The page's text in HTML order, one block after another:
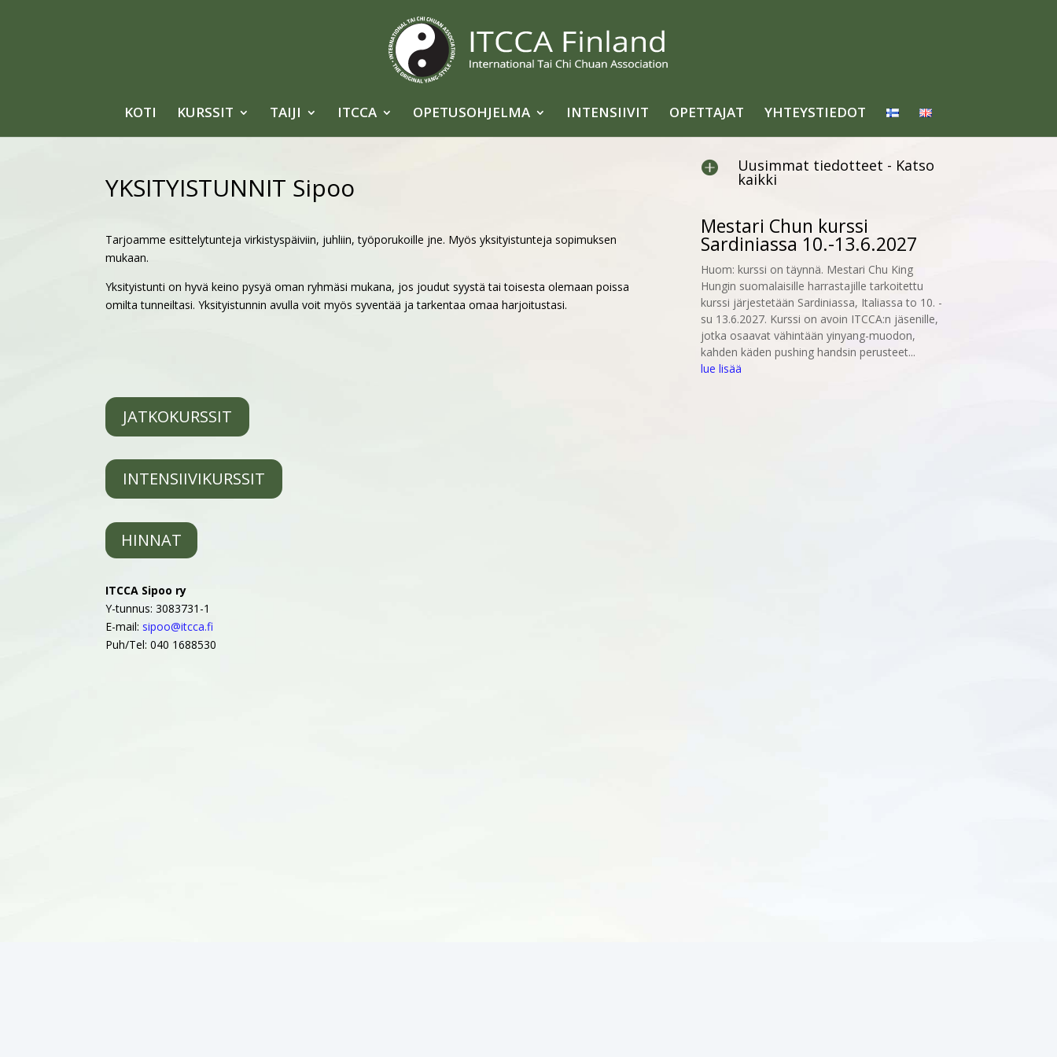
KOTI KURSSIT TAIJI ITCCA OPETUSOHJELMA INTENSIIVIT OPETTAJAT YHTEYSTIEDOT
YKSITYISTUNNIT Sipoo
Tarjoamme esittelytunteja virkistyspäiviin, juhliin, työporukoille jne. Myös yksityistunteja sopimuksen
mukaan.
Yksityistunti on hyvä keino pysyä oman ryhmäsi mukana, jos joudut syystä tai toisesta olemaan poissa
omilta tunneiltasi. Yksityistunnin avulla voit myös syventää ja tarkentaa omaa harjoitustasi.
JATKOKURSSIT
INTENSIIVIKURSSIT
HINNAT
ITCCA Sipoo ry
Y-tunnus: 3083731-1
E-mail: sipoo@itcca.fi
Puh/Tel: 040 1688530
 Uusimmat tiedotteet - Katso
kaikki
Mestari Chun kurssi
Sardiniassa 10.-13.6.2027
Huom: kurssi on täynnä. Mestari Chu King
Hungin suomalaisille harrastajille tarkoitettu
kurssi järjestetään Sardiniassa, Italiassa to 10. -
su 13.6.2027. Kurssi on avoin ITCCA:n jäsenille,
jotka osaavat vähintään yinyang-muodon,
kahden käden pushing handsin perusteet...
lue lisää